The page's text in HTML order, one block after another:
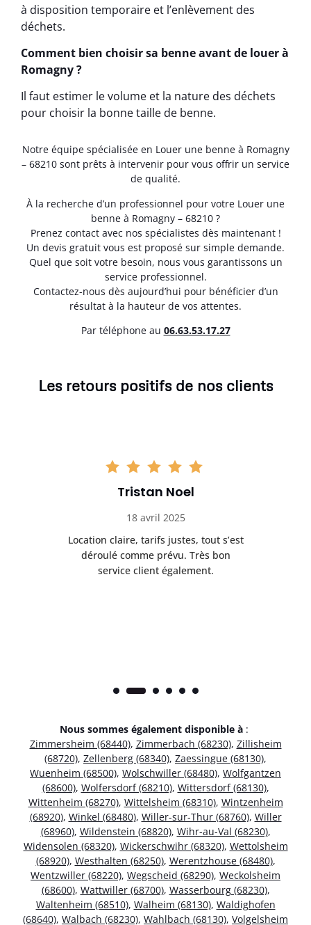
à disposition temporaire et l’enlèvement des
déchets.
Comment bien choisir sa benne avant de louer à
Romagny ?
Il faut estimer le volume et la nature des déchets
pour choisir la bonne taille de benne.
Notre équipe spécialisée en Louer une benne à Romagny
– 68210 sont prêts à intervenir pour vous offrir un service
de qualité.
À la recherche d’un professionnel pour votre Louer une
benne à Romagny – 68210 ?
Prenez contact avec nos spécialistes dès maintenant !
Un devis gratuit vous est proposé sur simple demande.
Quel que soit votre besoin, nous vous garantissons un
service professionnel.
Contactez-nous dès aujourd’hui pour bénéficier d’un
résultat à la hauteur de vos attentes.
Par téléphone au 06.63.53.17.27
Les retours positifs de nos clients
Tristan Noel
18 avril 2025
Location claire, tarifs justes, tout s’est
déroulé comme prévu. Très bon
service client également.
Nous sommes également disponible à :
Zimmersheim (68440), Zimmerbach (68230), Zillisheim
(68720), Zellenberg (68340), Zaessingue (68130),
Wuenheim (68500), Wolschwiller (68480), Wolfgantzen
(68600), Wolfersdorf (68210), Wittersdorf (68130),
Wittenheim (68270), Wittelsheim (68310), Wintzenheim
(68920), Winkel (68480), Willer-sur-Thur (68760), Willer
(68960), Wildenstein (68820), Wihr-au-Val (68230),
Widensolen (68320), Wickerschwihr (68320), Wettolsheim
(68920), Westhalten (68250), Werentzhouse (68480),
Wentzwiller (68220), Wegscheid (68290), Weckolsheim
(68600), Wattwiller (68700), Wasserbourg (68230),
Waltenheim (68510), Walheim (68130), Waldighofen
(68640), Walbach (68230), Wahlbach (68130), Volgelsheim